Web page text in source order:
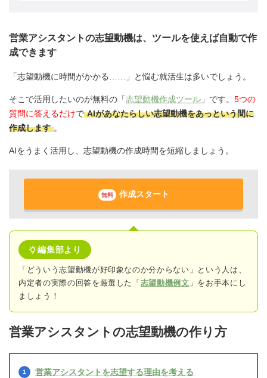
営業アシスタントの志望動機は、ツールを使えば自動で作
成できます
「志望動機に時間がかかる……」と悩む就活生は多いでしょう。
そこで活用したいのが無料の「志望動機作成ツール 」です。 5つの
質問に答えるだけで AIがあなたらしい志望動機をあっという間に
作成します 。
AIをうまく活用し、志望動機の作成時間を短縮しましょう。
無料 作成スタート
編集部より
「どういう志望動機が好印象なのか分からない」という人は、
内定者の実際の回答を厳選した「志望動機例文 」をお手本にし
ましょう！
営業アシスタントの志望動機の作り方
営業アシスタントを志望する理由を考える